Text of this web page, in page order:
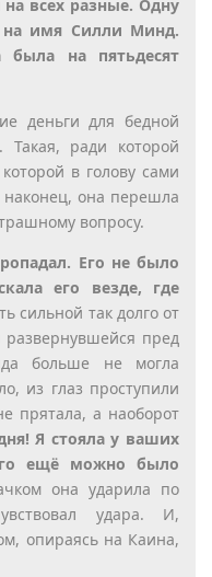
всех разные. Одну
имя Силли Минд.
была на пятьдесят
деньги для бедной
ради которой
в голову сами
она перешла
вопросу.
Его не было
его везде, где
сильной так долго от
пред
больше не могла
из глаз проступили
прятала, а наоборот
Я стояла у ваших
ещё можно было
она ударила по
удара. И,
опираясь на Каина,